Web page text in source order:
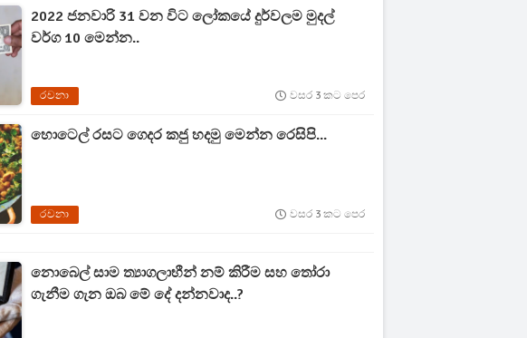
2022 ජනවාරි 31 වන විට ලෝකයේ දුර්වලම මුදල්
වර්ග 10 මෙන්න..
රචනා වසර 3 කට පෙර
හොටෙල් රසට ගෙදර කජු හදමු මෙන්න රෙසිපි...
රචනා වසර 3 කට පෙර
නොබෙල් සාම ත්‍යාගලාභීන් නම් කිරීම සහ තෝරා
ගැනීම ගැන ඔබ මේ දේ දන්නවාද..?